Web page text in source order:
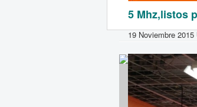
5 Mhz,listos
19 Noviembre